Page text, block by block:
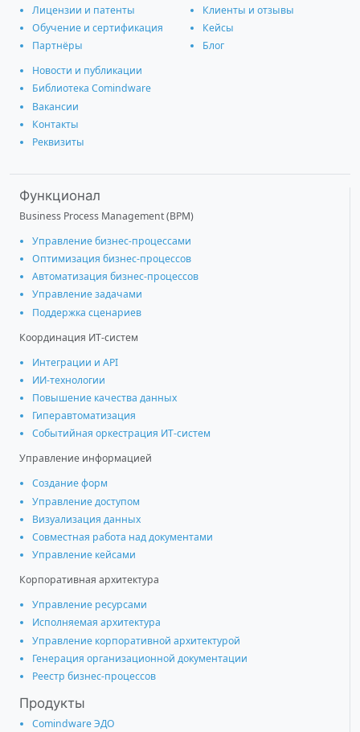
Лицензии и патенты
Обучение и сертификация
Партнёры
Клиенты и отзывы
Кейсы
Блог
Новости и публикации
Библиотека Comindware
Вакансии
Контакты
Реквизиты
Функционал
Business Process Management (BPM)
Управление бизнес-процессами
Оптимизация бизнес-процессов
Автоматизация бизнес-процессов
Управление задачами
Поддержка сценариев
Координация ИТ-систем
Интеграции и АРІ
ИИ-технологии
Повышение качества данных
Гиперавтоматизация
Событийная оркестрация ИТ-систем
Управление информацией
Создание форм
Управление доступом
Визуализация данных
Совместная работа над документами
Управление кейсами
Корпоративная архитектура
Управление ресурсами
Исполняемая архитектура
Управление корпоративной архитектурой
Генерация организационной документации
Реестр бизнес-процессов
Продукты
Comindware ЭДО